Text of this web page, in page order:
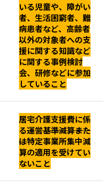
いる児童や、障がい
者、生活困窮者、難
病患者など、高齢者
以外の対象者への支
援に関する知識など
に関する事例検討
会、研修などに参加
していること
居宅介護支援費に係
る運営基準減算また
は特定事業所集中減
算の適用を受けてい
ないこと